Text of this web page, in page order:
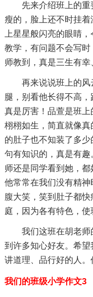
先来介绍班上的
瘦的，脸上还不时挂
上星星般闪亮的眼睛
教学，有问题不会写
师教到，真是三生有幸
再来说说班上的
腿，别看他长得不高
真是厉害！品萱是班
栩栩如生，简直就像
的肚子也不知装了多
句有知识的，真是有
师还是同学看到她，都
他常常在我们没有精
腹大笑，笑到肚子都
庭，因为各有特色，使
我们这班在胡老
到许多知心好友。希
讲道理、品行好的人。
我们的班级小学作文3